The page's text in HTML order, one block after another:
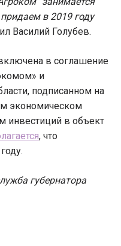
в 2019 году
Василий Голубев.
в соглашение
и
подписанном на
экономическом
инвестиций в объект
, что
губернатора